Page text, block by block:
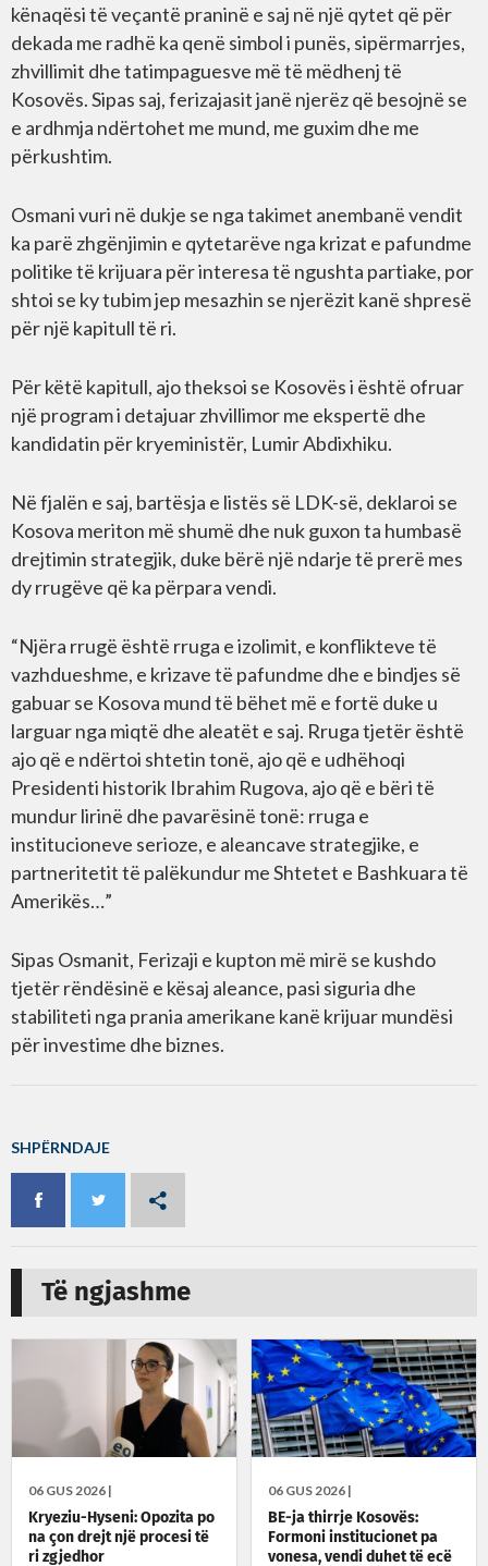
kënaqësi të veçantë praninë e saj në një qytet që për
dekada me radhë ka qenë simbol i punës, sipërmarrjes,
zhvillimit dhe tatimpaguesve më të mëdhenj të
Kosovës. Sipas saj, ferizajasit janë njerëz që besojnë se
e ardhmja ndërtohet me mund, me guxim dhe me
përkushtim.
Osmani vuri në dukje se nga takimet anembanë vendit
ka parë zhgënjimin e qytetarëve nga krizat e pafundme
politike të krijuara për interesa të ngushta partiake, por
shtoi se ky tubim jep mesazhin se njerëzit kanë shpresë
për një kapitull të ri.
Për këtë kapitull, ajo theksoi se Kosovës i është ofruar
një program i detajuar zhvillimor me ekspertë dhe
kandidatin për kryeministër, Lumir Abdixhiku.
Në fjalën e saj, bartësja e listës së LDK-së, deklaroi se
Kosova meriton më shumë dhe nuk guxon ta humbasë
drejtimin strategjik, duke bërë një ndarje të prerë mes
dy rrugëve që ka përpara vendi.
“Njëra rrugë është rruga e izolimit, e konflikteve të
vazhdueshme, e krizave të pafundme dhe e bindjes së
gabuar se Kosova mund të bëhet më e fortë duke u
larguar nga miqtë dhe aleatët e saj. Rruga tjetër është
ajo që e ndërtoi shtetin tonë, ajo që e udhëhoqi
Presidenti historik Ibrahim Rugova, ajo që e bëri të
mundur lirinë dhe pavarësinë tonë: rruga e
institucioneve serioze, e aleancave strategjike, e
partneritetit të palëkundur me Shtetet e Bashkuara të
Amerikës…”
Sipas Osmanit, Ferizaji e kupton më mirë se kushdo
tjetër rëndësinë e kësaj aleance, pasi siguria dhe
stabiliteti nga prania amerikane kanë krijuar mundësi
për investime dhe biznes.
SHPËRNDAJE
Të ngjashme
06 GUS 2026 |
Kryeziu-Hyseni: Opozita po
na çon drejt një procesi të
ri zgjedhor
06 GUS 2026 |
BE-ja thirrje Kosovës:
Formoni institucionet pa
vonesa, vendi duhet të ecë